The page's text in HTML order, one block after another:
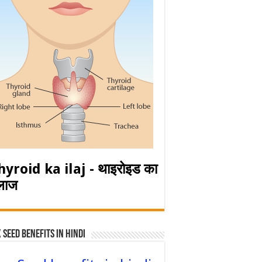
ka ilaj - थाइरोइड का
Seed Benefits in hindi